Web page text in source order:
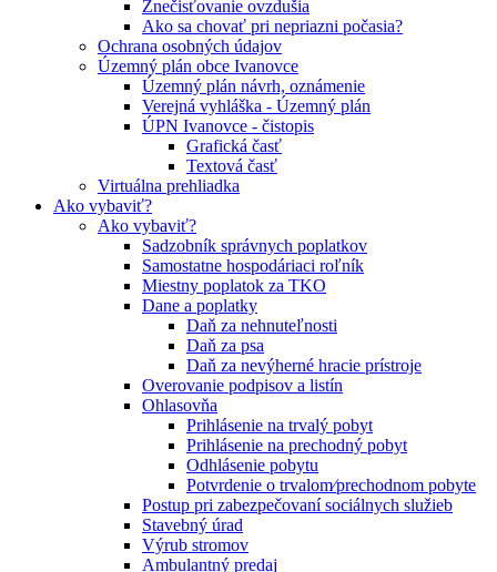
Znečisťovanie ovzdušia
Ako sa chovať pri nepriazni počasia?
Ochrana osobných údajov
Územný plán obce Ivanovce
Územný plán návrh, oznámenie
Verejná vyhláška - Územný plán
ÚPN Ivanovce - čistopis
Grafická časť
Textová časť
Virtuálna prehliadka
Ako vybaviť?
Ako vybaviť?
Sadzobník správnych poplatkov
Samostatne hospodáriaci roľník
Miestny poplatok za TKO
Dane a poplatky
Daň za nehnuteľnosti
Daň za psa
Daň za nevýherné hracie prístroje
Overovanie podpisov a listín
Ohlasovňa
Prihlásenie na trvalý pobyt
Prihlásenie na prechodný pobyt
Odhlásenie pobytu
Potvrdenie o trvalom⁄prechodnom pobyte
Postup pri zabezpečovaní sociálnych služieb
Stavebný úrad
Výrub stromov
Ambulantný predaj